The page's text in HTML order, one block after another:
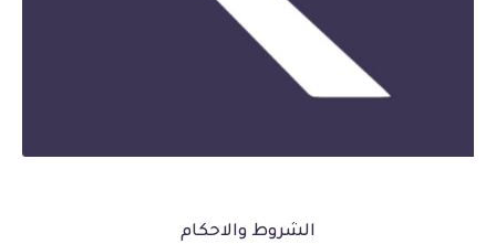
الشروط والاحكام